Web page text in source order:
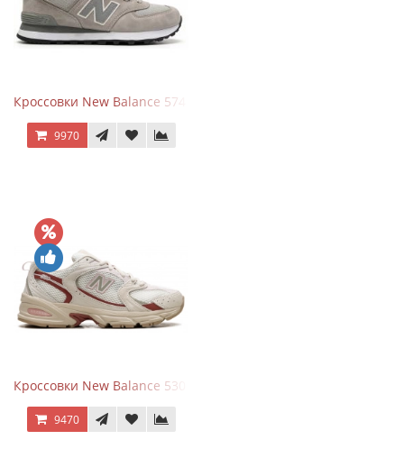
Кроссовки New Balance 574 Silver Summer Fog
9970
Кроссовки New Balance 530 Festival Pack Clay
9470